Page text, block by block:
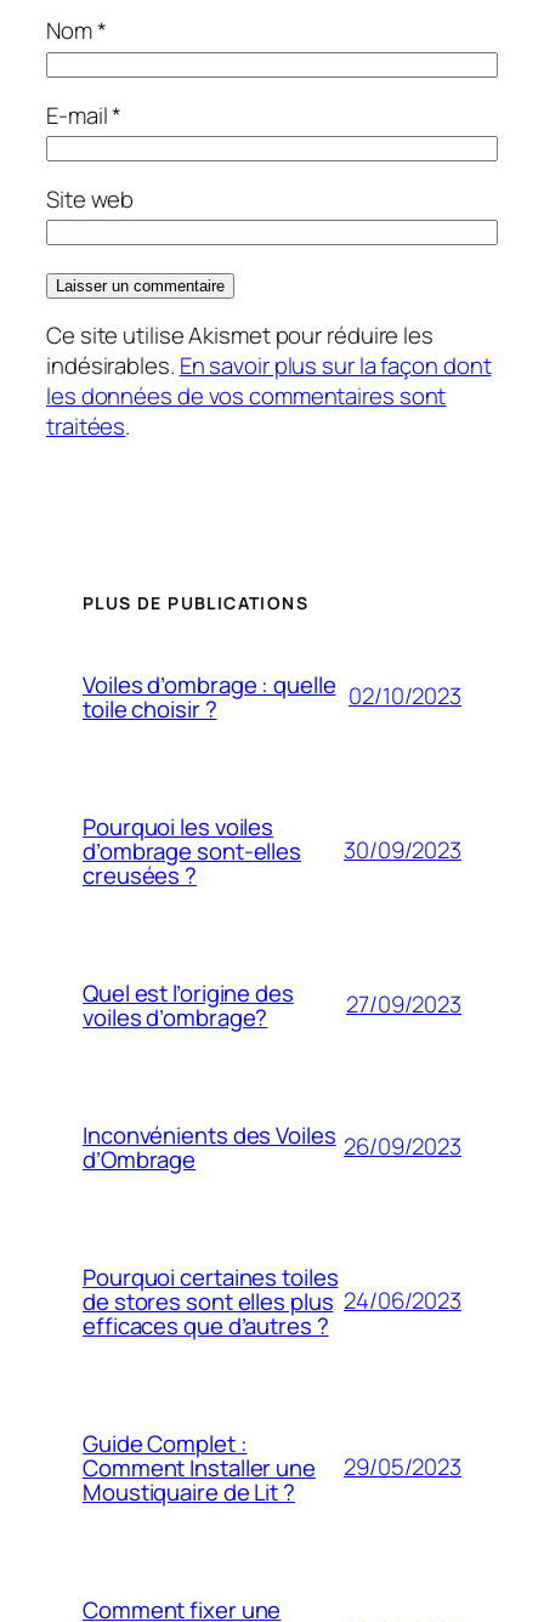
Nom*
E-mail*
Site web
Ce site utilise Akismet pour réduire les
indésirables. En savoir plus sur la façon dont
les données de vos commentaires sont
traitées.
PLUS DE PUBLICATIONS
Voiles d’ombrage : quelle
toile choisir ? 02/10/2023
Pourquoi les voiles
d’ombrage sont-elles
creusées ?
30/09/2023
Quel est l’origine des
voiles d’ombrage? 27/09/2023
Inconvénients des Voiles
d’Ombrage 26/09/2023
Pourquoi certaines toiles
de stores sont elles plus
efficaces que d’autres ?
24/06/2023
Guide Complet :
Comment Installer une
Moustiquaire de Lit ?
29/05/2023
Comment fixer une